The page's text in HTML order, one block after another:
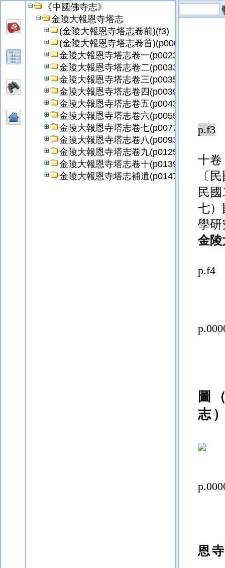
《中國佛寺志》
金陵大報恩寺塔志
(金陵大報恩寺塔志卷前)(f3)
(金陵大報恩寺塔志卷首)(p0005)
金陵大報恩寺塔志卷一(p0023)
金陵大報恩寺塔志卷二(p0033)
金陵大報恩寺塔志卷三(p0035)
金陵大報恩寺塔志卷四(p0039)
金陵大報恩寺塔志卷五(p0043)
金陵大報恩寺塔志卷六(p0055)
金陵大報恩寺塔志卷七(p0077)
金陵大報恩寺塔志卷八(p0093)
金陵大報恩寺塔志卷九(p0125)
金陵大報恩寺塔志卷十(p0139)
金陵大報恩寺塔志補遺(p0147)
p.f3
十卷
〔
民
七）
學研
金陵
p.f4
圖
志
恩